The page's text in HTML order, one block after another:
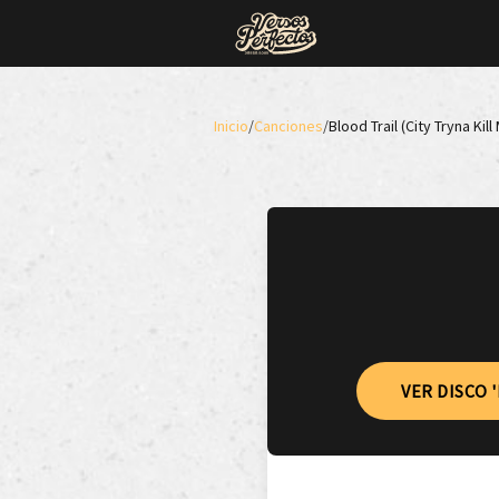
Inicio/Canciones/Blood Trail (City Tryna Kill
VER DISCO